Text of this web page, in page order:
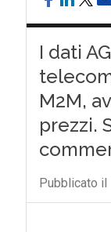
I dati
M2M,
prezzi.
Pubblicato il